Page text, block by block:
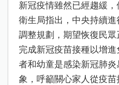
新冠疫情雖然已經趨緩
衛生局指出，中央持續
調整規劃，期望恢復民
完成新冠疫苗接種以增
者和幼童是感染新冠肺
象，呼籲關心家人從疫